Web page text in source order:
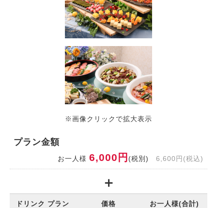
※画像クリックで拡大表示
プラン金額
お一人様 6,000円 (税別) 6,600円(税込)
ドリンク プラン 価格 お一人様(合計)